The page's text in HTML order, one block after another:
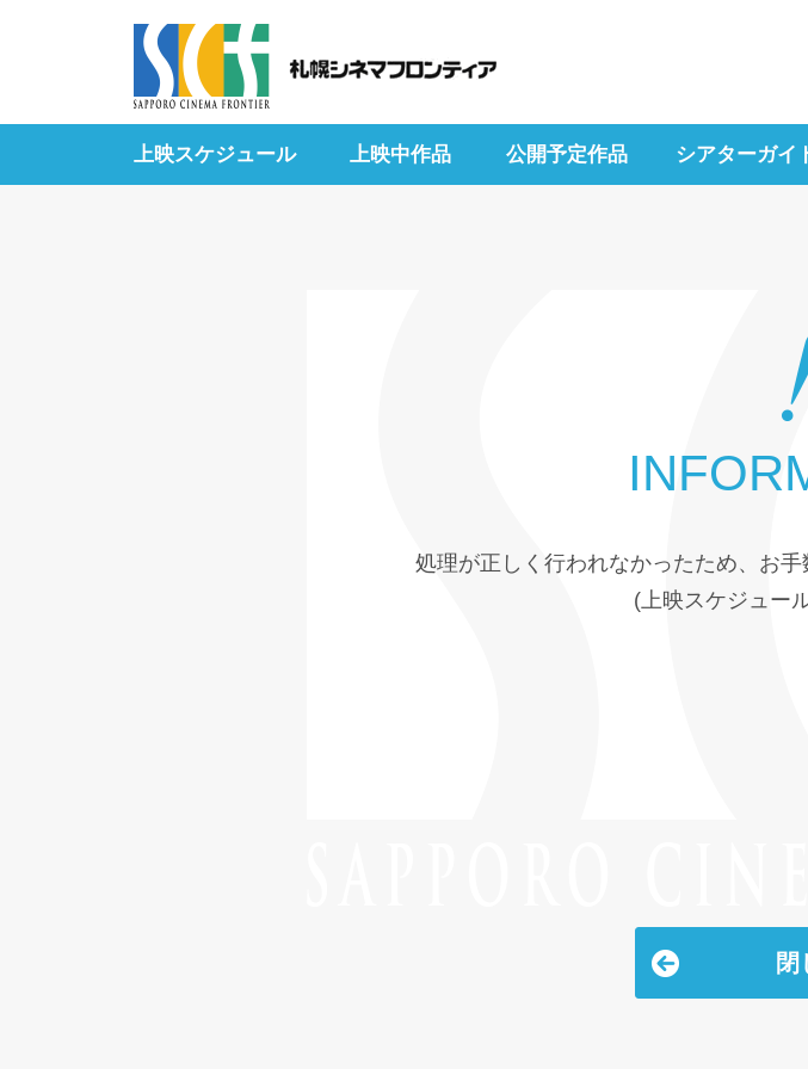
上映スケジュール 上映中作品 公開予定作品 シアターガイ
処理が正しく行われなかったため、お
(上映スケジュー
閉